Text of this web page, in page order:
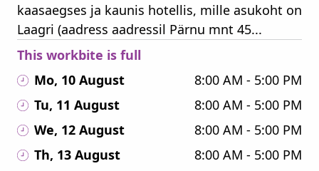
kaasaegses ja kaunis hotellis, mille asukoht on
Laagri (aadress aadressil Pärnu mnt 45...
This workbite is full
Mo, 10 August
8:00 AM - 5:00 PM
Tu, 11 August
8:00 AM - 5:00 PM
We, 12 August
8:00 AM - 5:00 PM
Th, 13 August
8:00 AM - 5:00 PM